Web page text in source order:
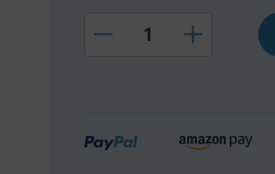
Produkt Anzahl: